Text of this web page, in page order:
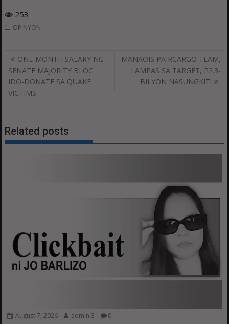
253
OPINYON
Post
navigation
ONE-MONTH SALARY NG
SENATE MAJORITY BLOC
IDO-DONATE SA QUAKE
VICTIMS
MANAOIS PAIRCARGO TEAM,
LAMPAS SA TARGET, P2.3-
BILYON NASUNGKIT!
Related posts
August 7, 2026 admin 3 0